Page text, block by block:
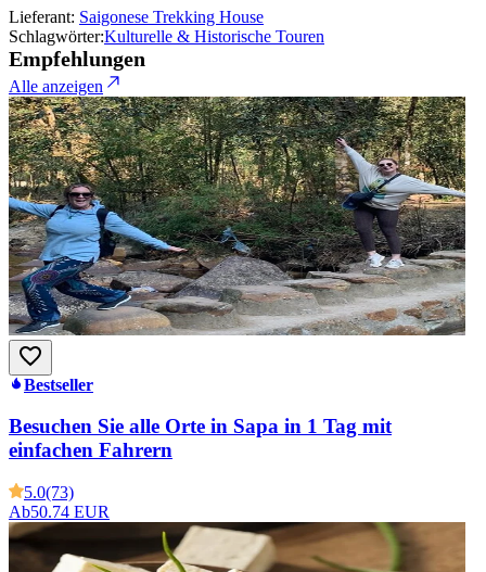
Lieferant: Saigonese Trekking House
Schlagwörter:Kulturelle & Historische Touren
Empfehlungen
Alle anzeigen
Bestseller
Besuchen Sie alle Orte in Sapa in 1 Tag mit
einfachen Fahrern
5.0(73)
Ab50.74 EUR